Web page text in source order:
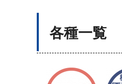
各種一覧